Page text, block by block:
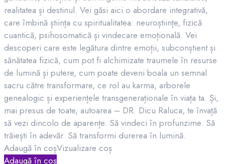
realitatea și destinul. Vei găsi aici o abordare integrativă,
care îmbină știința cu spiritualitatea: neuroștiințe, fizică
cuantică, psihosomatică și vindecare emoțională. Vei
descoperi care este legătura dintre emoții, subconștient și
sănătatea fizică, cum pot fi alchimizate traumele în resurse
de lumină și putere, cum poate deveni boala un semnal
sacru către transformare, ce rol au karma, arborele
genealogic și experiențele transgeneraționale în viața ta. Și,
mai presus de toate, autoarea – DR. Dicu Raluca, te învață
să vezi dincolo de aparențe. Să vindeci în profunzime. Să
trăiești în adevăr. Să transformi durerea în lumină.
Adaugă în coșVizualizare coș
Adaugă în coș